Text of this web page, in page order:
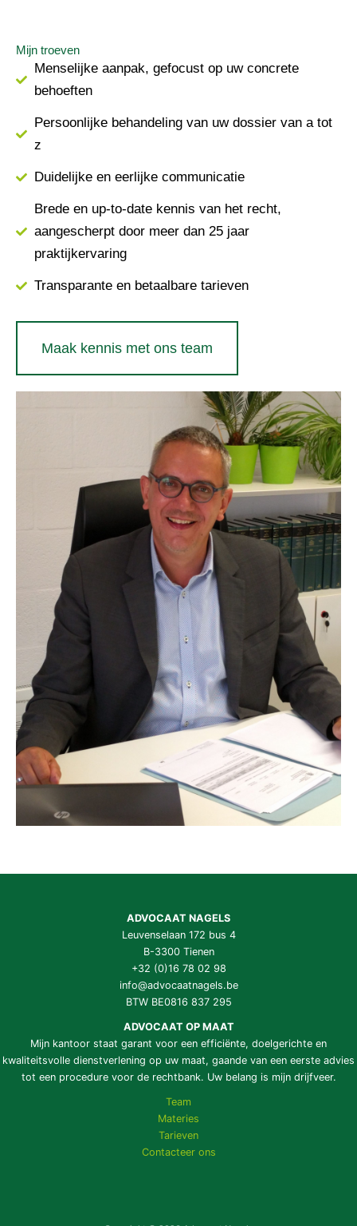
Mijn troeven
Menselijke aanpak, gefocust op uw concrete
behoeften
Persoonlijke behandeling van uw dossier van a tot
z
Duidelijke en eerlijke communicatie
Brede en up-to-date kennis van het recht,
aangescherpt door meer dan 25 jaar
praktijkervaring
Transparante en betaalbare tarieven
Maak kennis met ons team
ADVOCAAT NAGELS
Leuvenselaan 172 bus 4
B-3300 Tienen
+32 (0)16 78 02 98
info@advocaatnagels.be
BTW BE0816 837 295
ADVOCAAT OP MAAT
Mijn kantoor staat garant voor een efficiënte, doelgerichte en
kwaliteitsvolle dienstverlening op uw maat, gaande van een eerste advies
tot een procedure voor de rechtbank. Uw belang is mijn drijfveer.
Team
Materies
Tarieven
Contacteer ons